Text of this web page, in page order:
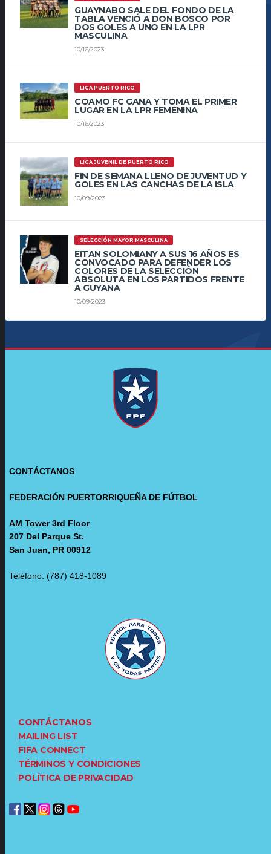
GUAYNABO SALE DEL FONDO DE LA
TABLA VENCIÓ A DON BOSCO POR
DOS GOLES A UNO EN LA LPR
MASCULINA
10/16/2023
LIGA PUERTO RICO
COAMO FC GANA Y TOMA EL PRIMER
LUGAR EN LA LPR FEMENINA
10/16/2023
LIGA JUVENIL DE PUERTO RICO
FIN DE SEMANA LLENO DE JUVENTUD Y
GOLES EN LAS CANCHAS DE LA ISLA
10/09/2023
SELECCIÓN MAYOR MASCULINA
EITAN SOLOMIANY A SUS 16 AÑOS ES
CONVOCADO PARA DEFENDER LOS
COLORES DE LA SELECCIÓN
ABSOLUTA EN LOS PARTIDOS FRENTE
A GUYANA
10/09/2023
CONTÁCTANOS
FEDERACIÓN PUERTORRIQUEÑA DE FÚTBOL
AM Tower 3rd Floor
207 Del Parque St.
San Juan, PR 00912
Teléfono: (787) 418-1089
CONTÁCTANOS
MAILING LIST
FIFA CONNECT
TÉRMINOS Y CONDICIONES
POLÍTICA DE PRIVACIDAD